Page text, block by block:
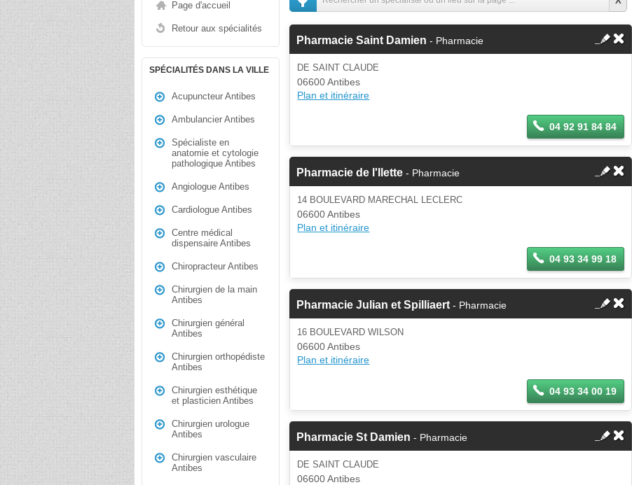
Page d'accueil
Retour aux spécialités
SPÉCIALITÉS DANS LA VILLE
Acupuncteur Antibes
Ambulancier Antibes
Spécialiste en
anatomie et cytologie
pathologique Antibes
Angiologue Antibes
Cardiologue Antibes
Centre médical
dispensaire Antibes
Chiropracteur Antibes
Chirurgien de la main
Antibes
Chirurgien général
Antibes
Chirurgien orthopédiste
Antibes
Chirurgien esthétique
et plasticien Antibes
Chirurgien urologue
Antibes
Chirurgien vasculaire
Antibes
Pharmacie Saint Damien - Pharmacie
DE SAINT CLAUDE
06600 Antibes
Plan et itinéraire
04 92 91 84 84
Pharmacie de l'Ilette - Pharmacie
14 BOULEVARD MARECHAL LECLERC
06600 Antibes
Plan et itinéraire
04 93 34 99 18
Pharmacie Julian et Spilliaert - Pharmacie
16 BOULEVARD WILSON
06600 Antibes
Plan et itinéraire
04 93 34 00 19
Pharmacie St Damien - Pharmacie
DE SAINT CLAUDE
06600 Antibes